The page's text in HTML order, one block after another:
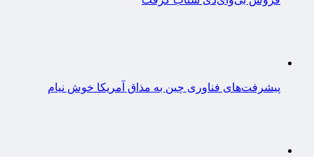
پیشرفت‌های فناوری چین به مذاق آمریکا خوش نیام